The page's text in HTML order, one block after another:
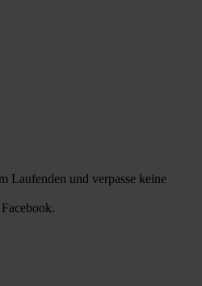
Laufenden und verpasse keine